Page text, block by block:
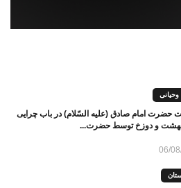
حضرت امام صادق (علیه السّلام) در باب چرایی
و دوزخ توسط حضرت...
06/